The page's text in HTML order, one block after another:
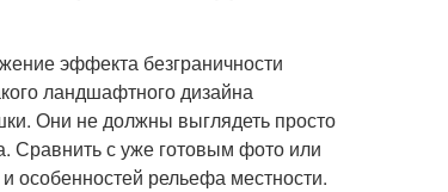
эффекта безграничности
ландшафтного дизайна
Они не должны выглядеть просто
Сравнить с уже готовым фото или
особенностей рельефа местности.